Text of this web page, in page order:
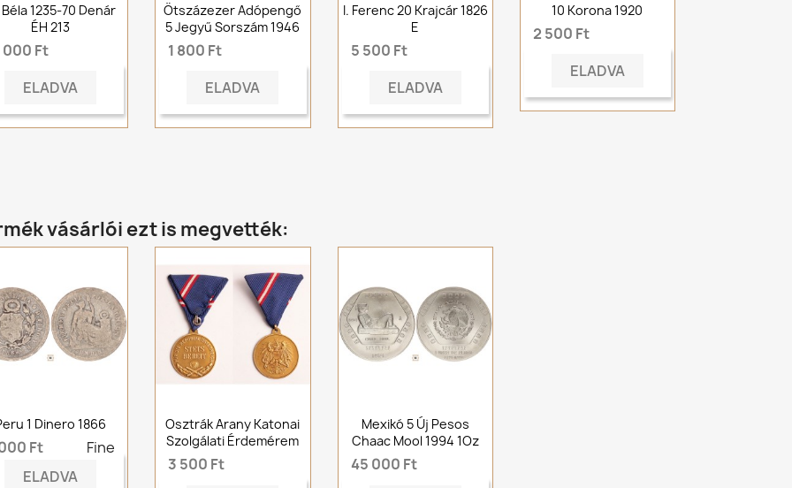
Béla 1235-70 Denár
ÉH 213
000 Ft
ELADVA
Ötszázezer Adópengő
5 Jegyű Sorszám 1946
1 800 Ft
ELADVA
I. Ferenc 20 Krajcár 1826
E
5 500 Ft
ELADVA
10 Korona 1920
2 500 Ft
ELADVA
vásárlói ezt is megvették:
1 Dinero 1866
Ft
Fine
ELADVA
Osztrák Arany Katonai
Szolgálati Érdemérem
3 500 Ft
Mexikó 5 Új Pesos
Chaac Mool 1994 1Oz
45 000 Ft